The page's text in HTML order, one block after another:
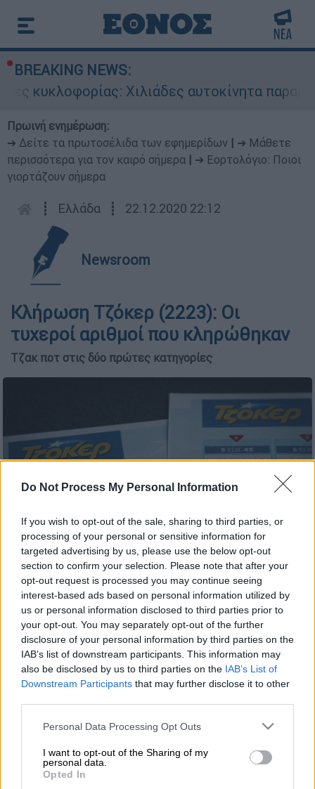
Do Not Process My Personal Information
If you wish to opt-out of the sale, sharing to third parties, or
processing of your personal or sensitive information for
targeted advertising by us, please use the below opt-out
section to confirm your selection. Please note that after your
opt-out request is processed you may continue seeing
interest-based ads based on personal information utilized by
us or personal information disclosed to third parties prior to
your opt-out. You may separately opt-out of the further
disclosure of your personal information by third parties on the
IAB’s list of downstream participants. This information may
also be disclosed by us to third parties on the IAB’s List of
Downstream Participants that may further disclose it to other
Please note that this website/app uses one or more Google
not limited to your visit or usage behaviour. You may click to
grant or deny consent to Google and its third-party tags to
use your data for below specified purposes in below Google
Personal Data Processing Opt Outs
I want to opt-out of the Sharing of my
personal data.
Opted In
BREAKING NEWS:
κυκλοφορίας: Χιλιάδες αυτοκίνητα
Πρωινή ενημέρωση:
➔ Δείτε τα πρωτοσέλιδα των εφημερίδων
➔ Μάθετε
περισσότερα για τον καιρό σήμερα
➔ Εορτολόγιο: Ποιοι
γιορτάζουν σήμερα
┋ Ελλάδα ┋ 22.12.2020 22:12
Newsroom
Κλήρωση Τζόκερ (2223): Οι
τυχεροί αριθμοί που κληρώθηκαν
Τζακ ποτ στις δύο πρώτες κατηγορίες
Copyright: Eurokinissi
Προσθέστε το ΕΘΝΟΣ στη Google
Τζακ ποτ σημειώθηκε στην κύρια κατηγορία
των 5+1 αριθμών, αλλά και στην επόμενη των
5 αριθμών, στην αποψινή κλήρωση του
Τζόκερ(2223) κατά την οποία το τυχερό
παιχνίδι του ΟΠΑΠ μοίραζε τουλάχιστον
τυχεροί αριθμοί